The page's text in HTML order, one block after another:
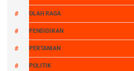
OLAH RAGA
PENDIDIKAN
PERTANIAN
POLITIK